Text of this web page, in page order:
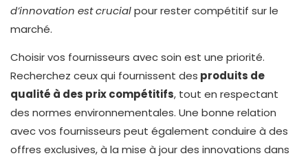
d’innovation est crucialpour rester compétitif sur le
marché.
Choisir vos fournisseurs avec soin est une priorité.
Recherchez ceux qui fournissent des produits de
qualité à des prix compétitifs, tout en respectant
des normes environnementales. Une bonne relation
avec vos fournisseurs peut également conduire à des
offres exclusives, à la mise à jour des innovations dans